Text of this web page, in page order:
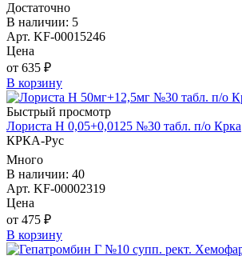
Достаточно
В наличии: 5
Арт. KF-00015246
Цена
от 635 ₽
В корзину
Быстрый просмотр
Лориста Н 0,05+0,0125 №30 табл. п/о Крка
КРКА-Рус
Много
В наличии: 40
Арт. KF-00002319
Цена
от 475 ₽
В корзину